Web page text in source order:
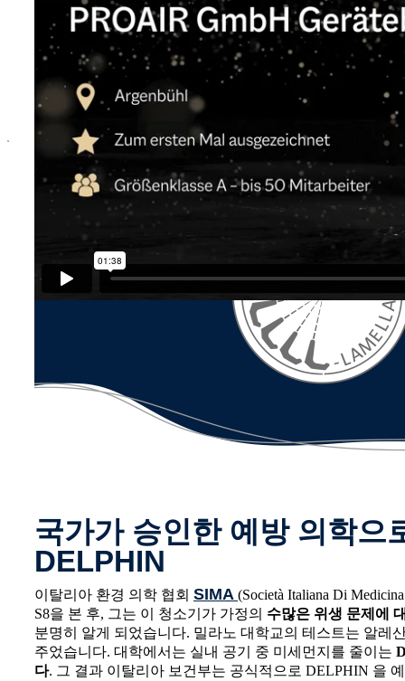
x
국가가 승인한 예방 의학으
DELPHIN
이탈리아 환경 의학 협회 SIMA (Società Italiana Di
S8을 본 후, 그는 이 청소기가 가정의 수많은 위생 문제에
분명히 알게 되었습니다. 밀라노 대학교의 테스트는 알레
주었습니다. 대학에서는 실내 공기 중 미세먼지를 줄이는
다. 그 결과 이탈리아 보건부는 공식적으로 DELPHIN 을